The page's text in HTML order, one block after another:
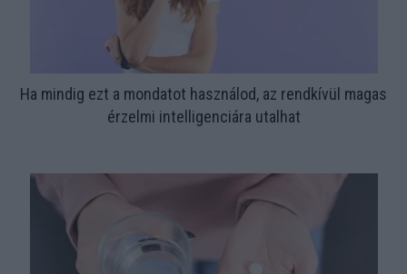
Ha mindig ezt a mondatot használod, az rendkívül magas
érzelmi intelligenciára utalhat